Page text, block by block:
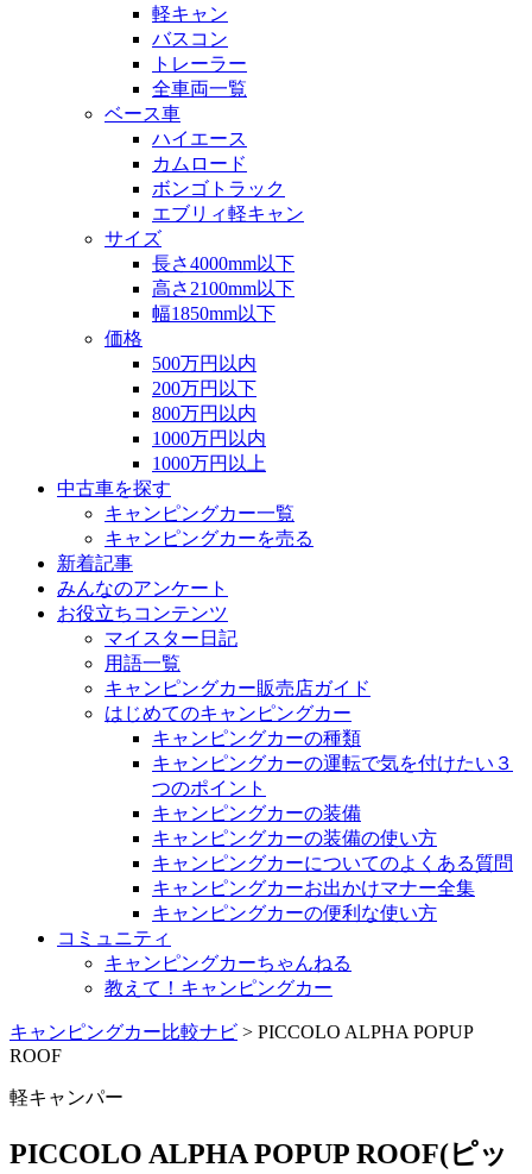
軽キャン
バスコン
トレーラー
全車両一覧
ベース車
ハイエース
カムロード
ボンゴトラック
エブリィ軽キャン
サイズ
長さ4000mm以下
高さ2100mm以下
幅1850mm以下
価格
500万円以内
200万円以下
800万円以内
1000万円以内
1000万円以上
中古車を探す
キャンピングカー一覧
キャンピングカーを売る
新着記事
みんなのアンケート
お役立ちコンテンツ
マイスター日記
用語一覧
キャンピングカー販売店ガイド
はじめてのキャンピングカー
キャンピングカーの種類
キャンピングカーの運転で気を付けたい３
つのポイント
キャンピングカーの装備
キャンピングカーの装備の使い方
キャンピングカーについてのよくある質問
キャンピングカーお出かけマナー全集
キャンピングカーの便利な使い方
コミュニティ
キャンピングカーちゃんねる
教えて！キャンピングカー
キャンピングカー比較ナビ > PICCOLO ALPHA POPUP
ROOF
軽キャンパー
PICCOLO ALPHA POPUP ROOF(ピッ